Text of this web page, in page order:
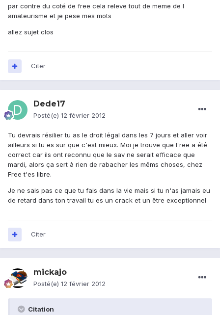
par contre du coté de free cela releve tout de meme de l
amateurisme et je pese mes mots
allez sujet clos
Citer
Dede17
Posté(e) 12 février 2012
Tu devrais résilier tu as le droit légal dans les 7 jours et aller voir
ailleurs si tu es sur que c'est mieux. Moi je trouve que Free a été
correct car ils ont reconnu que le sav ne serait efficace que
mardi, alors ça sert à rien de rabacher les mêms choses, chez
Free t'es libre.
Je ne sais pas ce que tu fais dans la vie mais si tu n'as jamais eu
de retard dans ton travail tu es un crack et un être exceptionnel
Citer
mickajo
Posté(e) 12 février 2012
Citation